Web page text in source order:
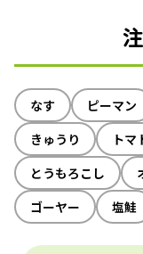
なす ピーマン
きゅうり
トマ
とうもろこし
ゴーヤー
塩鮭